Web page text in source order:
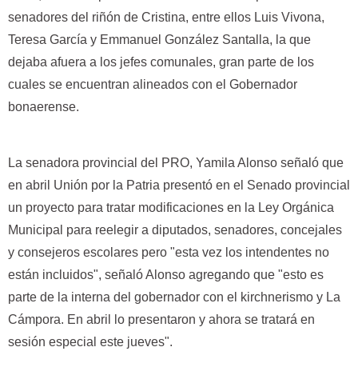
senadores del riñón de Cristina, entre ellos Luis Vivona,
Teresa García y Emmanuel González Santalla, la que
dejaba afuera a los jefes comunales, gran parte de los
cuales se encuentran alineados con el Gobernador
bonaerense.
La senadora provincial del PRO, Yamila Alonso señaló que
en abril Unión por la Patria presentó en el Senado provincial
un proyecto para tratar modificaciones en la Ley Orgánica
Municipal para reelegir a diputados, senadores, concejales
y consejeros escolares pero "esta vez los intendentes no
están incluidos", señaló Alonso agregando que "esto es
parte de la interna del gobernador con el kirchnerismo y La
Cámpora. En abril lo presentaron y ahora se tratará en
sesión especial este jueves".